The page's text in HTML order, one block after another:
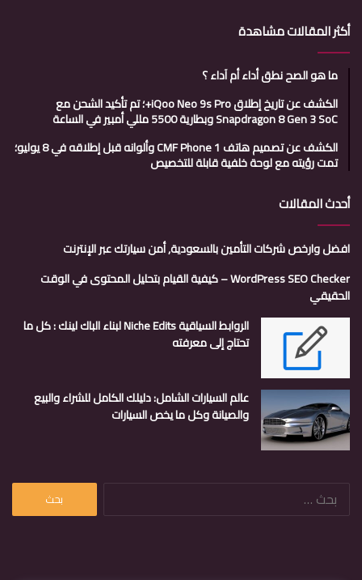
أكثر المقالات مشاهدة
ما هو الصح نطق أداء أم آداء ؟
الكشف عن تاريخ إطلاق iQoo Neo 9s Pro+؛ تم تأكيد الشحن مع
Snapdragon 8 Gen 3 SoC وبطارية 5500 مللي أمبير في الساعة
الكشف عن تصميم هاتف CMF Phone 1 وألوانه قبل إطلاقه في 8 يوليو؛
تمت رؤيته مع لوحة خلفية قابلة للتخصيص
أحدث المقالات
افضل وارخص شركات التأمين بالسعودية, أمن سيارتك عبر الإنترنت
WordPress SEO Checker – كيفية القيام بتحليل المحتوى في الوقت
الحقيقي
الروابط السياقية Niche Edits لبناء الباك لينك : كل ما
تحتاج إلى معرفته
عالم السيارات الشامل: دليلك الكامل للشراء والبيع
والصيانة وكل ما يخص السيارات
البحث